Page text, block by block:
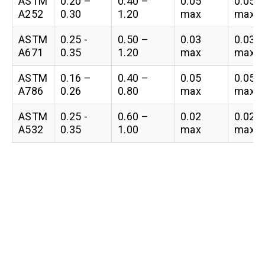
A252
0.30
1.20
max
max
ASTM
A671
0.25 -
0.35
0.50 –
1.20
0.03
max
0.03
max
ASTM
A786
0.16 –
0.26
0.40 –
0.80
0.05
max
0.05
max
ASTM
A532
0.25 -
0.35
0.60 –
1.00
0.02
max
0.02
max